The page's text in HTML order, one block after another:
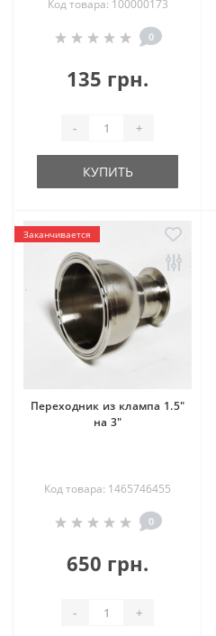
Код товара: 100000173
0
135 грн.
- +
КУПИТЬ
Заканчивается
Переходник из клампа 1.5"
на 3"
Код товара: 1465746455
0
650 грн.
- +